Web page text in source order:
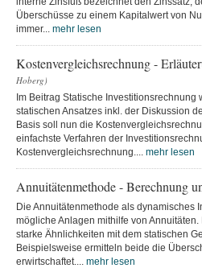
Überschüsse zu einem Kapitalwert von
immer... mehr lesen
Kostenvergleichsrechnung -
Hoberg)
Im Beitrag Statische
statischen Ansatzes inkl. der Diskussion
Basis soll nun die
einfachste Verfahren der
Kostenvergleichsrechnung.... mehr lesen
Annuitätenmethode - Berechnung
Die Annuitätenmethode als dynamisches
mögliche Anlagen mithilfe von
starke Ähnlichkeiten mit dem statischen
Beispielsweise ermitteln beide die
erwirtschaftet.... mehr lesen